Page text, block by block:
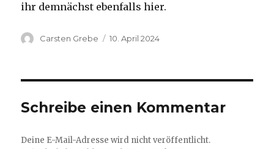
ihr demnächst ebenfalls hier.
Autor
Carsten Grebe
Veröffentlicht
10. April 2024
Schreibe einen Kommentar
Deine E-Mail-Adresse wird nicht veröffentlicht.